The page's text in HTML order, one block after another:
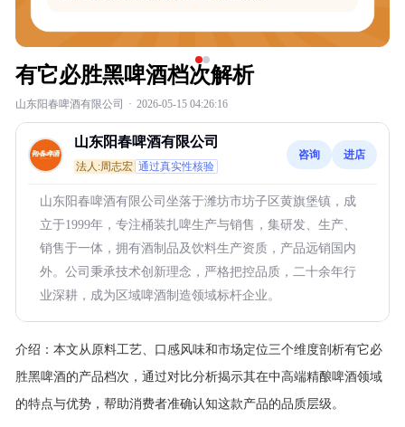
有它必胜黑啤酒档次解析
山东阳春啤酒有限公司 · 2026-05-15 04:26:16
山东阳春啤酒有限公司
法人:周志宏 通过真实性核验
咨询 进店
山东阳春啤酒有限公司坐落于潍坊市坊子区黄旗堡镇，成
立于1999年，专注桶装扎啤生产与销售，集研发、生产、
销售于一体，拥有酒制品及饮料生产资质，产品远销国内
外。公司秉承技术创新理念，严格把控品质，二十余年行
业深耕，成为区域啤酒制造领域标杆企业。
介绍： 本文从原料工艺、口感风味和市场定位三个维度剖析有它必
胜黑啤酒的产品档次，通过对比分析揭示其在中高端精酿啤酒领域
的特点与优势，帮助消费者准确认知这款产品的品质层级。